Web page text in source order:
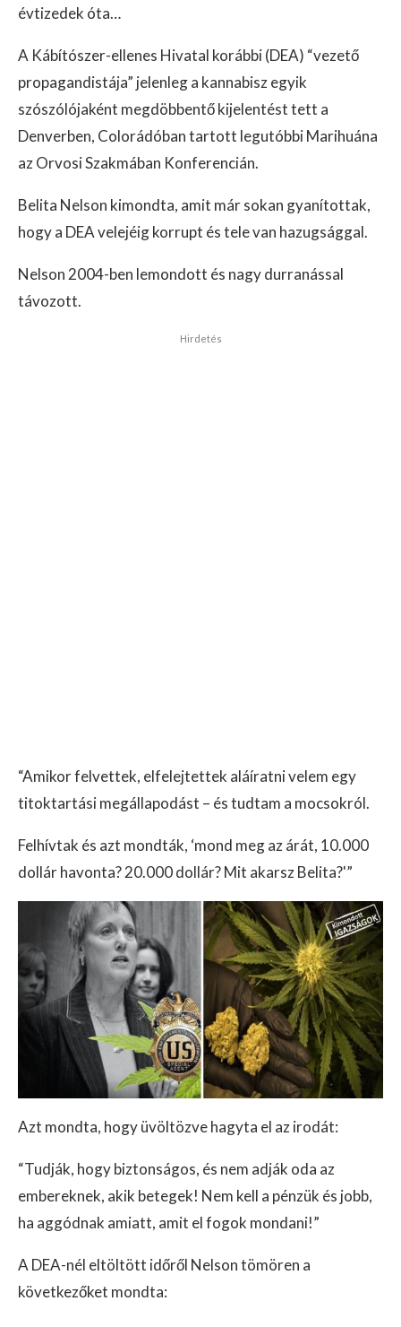
évtizedek óta…
A Kábítószer-ellenes Hivatal korábbi (DEA) “vezető
propagandistája” jelenleg a kannabisz egyik
szószólójaként megdöbbentő kijelentést tett a
Denverben, Colorádóban tartott legutóbbi Marihuána
az Orvosi Szakmában Konferencián.
Belita Nelson kimondta, amit már sokan gyanítottak,
hogy a DEA velejéig korrupt és tele van hazugsággal.
Nelson 2004-ben lemondott és nagy durranással
távozott.
Hirdetés
“Amikor felvettek, elfelejtettek aláíratni velem egy
titoktartási megállapodást – és tudtam a mocsokról.
Felhívtak és azt mondták, ‘mond meg az árát, 10.000
dollár havonta? 20.000 dollár? Mit akarsz Belita?'”
Azt mondta, hogy üvöltözve hagyta el az irodát:
“Tudják, hogy biztonságos, és nem adják oda az
embereknek, akik betegek! Nem kell a pénzük és jobb,
ha aggódnak amiatt, amit el fogok mondani!”
A DEA-nél eltöltött időről Nelson tömören a
következőket mondta: